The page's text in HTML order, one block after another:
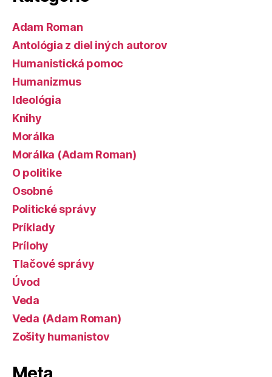
Adam Roman
Antológia z diel iných autorov
Humanistická pomoc
Humanizmus
Ideológia
Knihy
Morálka
Morálka (Adam Roman)
O politike
Osobné
Politické správy
Príklady
Prílohy
Tlačové správy
Úvod
Veda
Veda (Adam Roman)
Zošity humanistov